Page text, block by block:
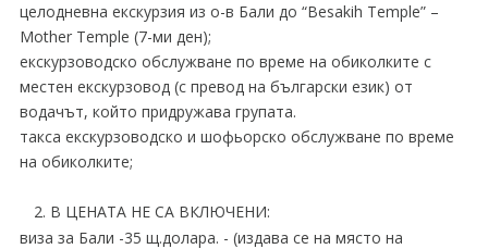
целодневна екскурзия из о-в Бали до “Besakih Temple” –
Mother Temple (7-ми ден);
екскурзоводско обслужване по време на обиколките с
местен екскурзовод (с превод на български език) от
водачът, който придружава групата.
такса екскурзоводско и шофьорско обслужване по време
на обиколките;
2. В ЦЕНАТА НЕ СА ВКЛЮЧЕНИ:
виза за Бали -35 щ.долара. - (издава се на място на